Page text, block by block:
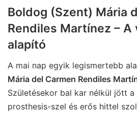
Boldog (Szent) Mária
Rendiles Martínez – A
alapító
A mai nap egyik legismertebb
Mária del Carmen Rendiles
Születésekor bal kar nélkül jött
prosthesis-szel és erős hittel